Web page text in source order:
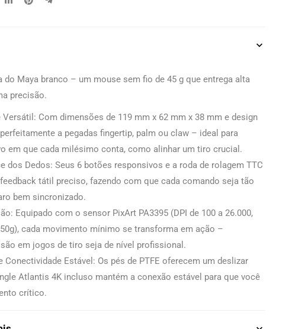
do Maya branco – um mouse sem fio de 45 g que entrega alta
precisão.
Versátil: Com dimensões de 119 mm x 62 mm x 38 mm e design
a pegadas fingertip, palm ou claw – ideal para
em que cada milésimo conta, como alinhar um tiro crucial.
dos Dedos: Seus 6 botões responsivos e a roda de rolagem TTC
tátil preciso, fazendo com que cada comando seja tão
bem sincronizado.
Equipado com o sensor PixArt PA3395 (DPI de 100 a 26.000,
cada movimento mínimo se transforma em ação –
em jogos de tiro seja de nível profissional.
Conectividade Estável: Os pés de PTFE oferecem um deslizar
Atlantis 4K incluso mantém a conexão estável para que você
crítico.